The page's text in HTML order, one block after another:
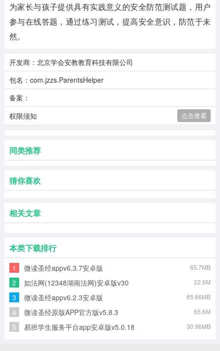
为家长与孩子提供具有实践意义的安全防范测试题，用户
参与在线答题，通过练习测试，提高安全意识，防范于未
然。
开发商：北京学会安教教育科技有限公司
包名：com.jzzs.ParentsHelper
备案：
权限须知
点击查看
同类推荐
猜你喜欢
相关文章
本类下载排行
1 微读圣经appv6.3.7安卓版 65.7MB
2 如法网(12348湖南法网)安卓版v30 22.6M
3 微读圣经appv6.2.3安卓版 65.66MB
4 微读圣经原版APP官方版v5.8.3 65.6M
5 易班学生服务平台app安卓版v5.0.18 30.96MB